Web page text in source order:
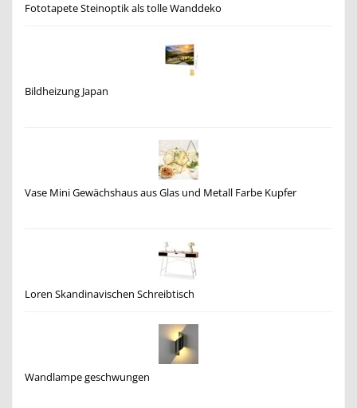
Fototapete Steinoptik als tolle Wanddeko
Bildheizung Japan
Vase Mini Gewächshaus aus Glas und Metall Farbe Kupfer
Loren Skandinavischen Schreibtisch
Wandlampe geschwungen